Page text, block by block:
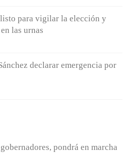
listo para vigilar la elección y
las urnas
declarar emergencia por
pondrá en marcha